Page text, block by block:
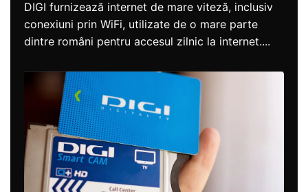
DIGI furnizează internet de mare viteză, inclusiv
conexiuni prin WiFi, utilizate de o mare parte
dintre români pentru accesul zilnic la internet....